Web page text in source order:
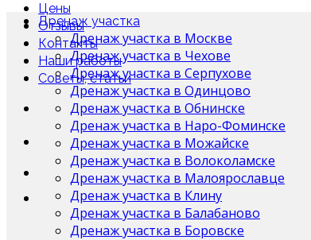
Цены
Отзывы
Контакты
Наши работы
Советы, статьи
Дренаж участка
Дренаж участка в Москве
Дренаж участка в Чехове
Дренаж участка в Серпухове
Дренаж участка в Одинцово
Дренаж участка в Обнинске
Дренаж участка в Наро-Фоминске
Дренаж участка в Можайске
Дренаж участка в Волоколамске
Дренаж участка в Малоярославце
Дренаж участка в Клину
Дренаж участка в Балабаново
Дренаж участка в Боровске